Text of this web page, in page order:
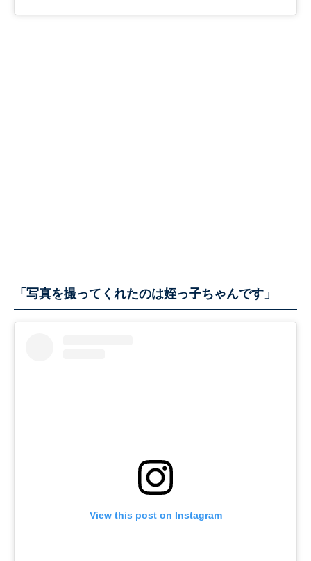
「写真を撮ってくれたのは姪っ子ちゃんです」
View this post on Instagram